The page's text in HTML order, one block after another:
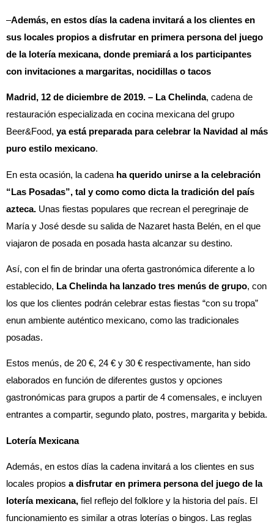
–Además, en estos días la cadena invitará a los clientes en
sus locales propios a disfrutar en primera persona del juego
de la lotería mexicana, donde premiará a los participantes
con invitaciones a margaritas, nocidillas o tacos
Madrid, 12 de diciembre de 2019. – La Chelinda, cadena de
restauración especializada en cocina mexicana del grupo
Beer&Food, ya está preparada para celebrar la Navidad al más
puro estilo mexicano.
En esta ocasión, la cadena ha querido unirse a la celebración
“Las Posadas”, tal y como como dicta la tradición del país
azteca. Unas fiestas populares que recrean el peregrinaje de
María y José desde su salida de Nazaret hasta Belén, en el que
viajaron de posada en posada hasta alcanzar su destino.
Así, con el fin de brindar una oferta gastronómica diferente a lo
establecido, La Chelinda ha lanzado tres menús de grupo, con
los que los clientes podrán celebrar estas fiestas “con su tropa”
enun ambiente auténtico mexicano, como las tradicionales
posadas.
Estos menús, de 20 €, 24 € y 30 € respectivamente, han sido
elaborados en función de diferentes gustos y opciones
gastronómicas para grupos a partir de 4 comensales, e incluyen
entrantes a compartir, segundo plato, postres, margarita y bebida.
Lotería Mexicana
Además, en estos días la cadena invitará a los clientes en sus
locales propios a disfrutar en primera persona del juego de la
lotería mexicana, fiel reflejo del folklore y la historia del país. El
funcionamiento es similar a otras loterías o bingos. Las reglas